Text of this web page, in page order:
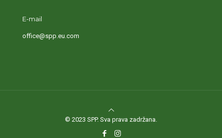
E-mail
office@spp.eu.com
© 2023 SPP. Sva prava zadržana.